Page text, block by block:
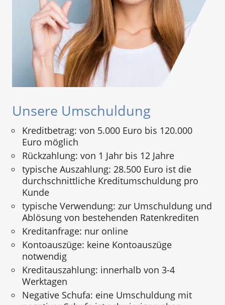
Unsere Umschuldung
Kreditbetrag: von 5.000 Euro bis 120.000
Euro möglich
Rückzahlung: von 1 Jahr bis 12 Jahre
typische Auszahlung: 28.500 Euro ist die
durchschnittliche Kreditumschuldung pro
Kunde
typische Verwendung: zur Umschuldung und
Ablösung von bestehenden Ratenkrediten
Kreditanfrage: nur online
Kontoauszüge: keine Kontoauszüge
notwendig
Kreditauszahlung: innerhalb von 3-4
Werktagen
Negative Schufa: eine Umschuldung mit